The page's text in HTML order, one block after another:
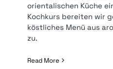
orientalischen Küche
Kochkurs bereiten wir
köstliches Menü aus
zu.
Read More